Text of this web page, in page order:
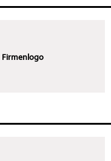
Firmenlogo